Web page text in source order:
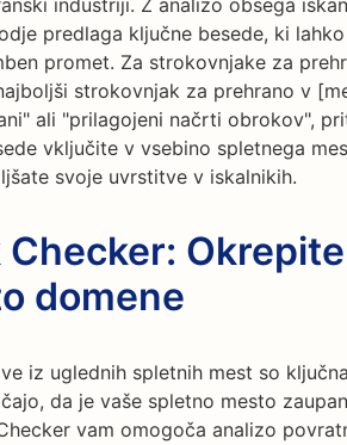
industriji. Z analizo obsega
predlaga ključne besede, ki
promet. Za strokovnjake za
strokovnjak za prehrano v
ali "prilagojeni načrti obrokov",
vključite v vsebino spletnega
svoje uvrstitve v iskalnikih.
Checker:
domene
iz uglednih spletnih mest so
da je vaše spletno mesto
vam omogoča analizo